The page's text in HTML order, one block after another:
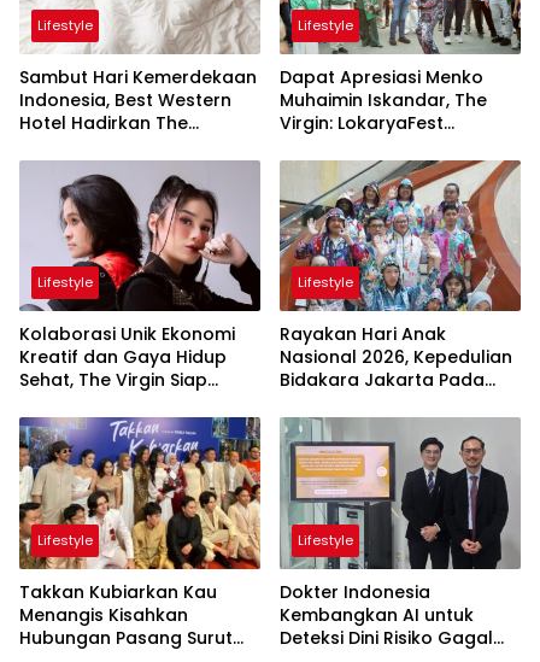
Lifestyle
Sambut Hari Kemerdekaan
Indonesia, Best Western
Hotel Hadirkan The
Hingga 45%
Lifestyle
Dapat Apresiasi Menko
Muhaimin Iskandar, The
Virgin: LokaryaFest
Pertemukan Kolaborasi
Lifestyle
Kolaborasi Unik Ekonomi
Kreatif dan Gaya Hidup
Sehat, The Virgin Siap
LokaryaFest 2026
Lifestyle
Rayakan Hari Anak
Nasional 2026, Kepedulian
Bidakara Jakarta Pada
Lewat Acara Where Hope
Begins
Lifestyle
Takkan Kubiarkan Kau
Menangis Kisahkan
Hubungan Pasang Surut
Lifestyle
Dokter Indonesia
Kembangkan AI untuk
Deteksi Dini Risiko Gagal